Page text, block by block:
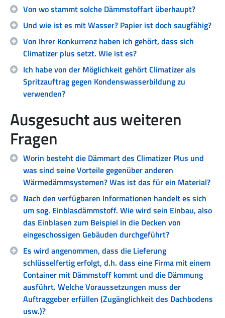
Von wo stammt solche Dämmstoffart überhaupt?
Und wie ist es mit Wasser? Papier ist doch saugfähig?
Von Ihrer Konkurrenz haben ich gehört, dass sich
Climatizer plus setzt. Wie ist es?
Ich habe von der Möglichkeit gehört Climatizer als
Spritzauftrag gegen Kondenswasserbildung zu
verwenden?
Ausgesucht aus weiteren
Fragen
Worin besteht die Dämmart des Climatizer Plus und
was sind seine Vorteile gegenüber anderen
Wärmedämmsystemen? Was ist das für ein Material?
Nach den verfügbaren Informationen handelt es sich
um sog. Einblasdämmstoff. Wie wird sein Einbau, also
das Einblasen zum Beispiel in die Decken von
eingeschossigen Gebäuden durchgeführt?
Es wird angenommen, dass die Lieferung
schlüsselfertig erfolgt, d.h. dass eine Firma mit einem
Container mit Dämmstoff kommt und die Dämmung
ausführt. Welche Voraussetzungen muss der
Auftraggeber erfüllen (Zugänglichkeit des Dachbodens
usw.)?